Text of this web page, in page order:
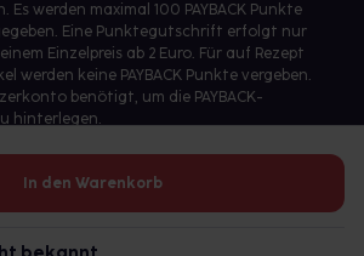
In den Warenkorb
Es werden maximal 100 PAYBACK Punkte
Eine Punktegutschrift erfolgt nur
Einzelpreis ab 2 Euro. Für auf Rezept
werden keine PAYBACK Punkte vergeben.
benötigt, um die PAYBACK-
hinterlegen.
und verantwortlich: gesund.de GmbH &